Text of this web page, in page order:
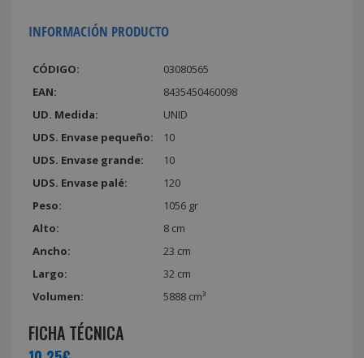
INFORMACIÓN PRODUCTO
CÓDIGO:
03080565
EAN:
8435450460098
UD. Medida:
UNID
UDS. Envase pequeño:
10
UDS. Envase grande:
10
UDS. Envase palé:
120
Peso:
1056 gr
Alto:
8 cm
Ancho:
23 cm
Largo:
32 cm
Volumen:
5888 cm³
FICHA TÉCNICA